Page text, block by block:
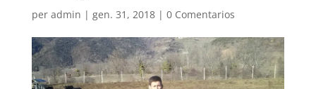
per admin | gen. 31, 2018| 0 Comentarios